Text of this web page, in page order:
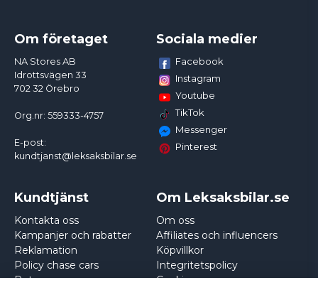
Om företaget
NA Stores AB
Idrottsvägen 33
702 32 Örebro
Org.nr: 559333-4757
E-post:
kundtjanst@leksaksbilar.se
Sociala medier
Facebook
Instagram
Youtube
TikTok
Messenger
Pinterest
Kundtjänst
Kontakta oss
Kampanjer och rabatter
Reklamation
Policy chase cars
Returnera
Om Leksaksbilar.se
Om oss
Affiliates och influencers
Köpvillkor
Integritetspolicy
Cookies